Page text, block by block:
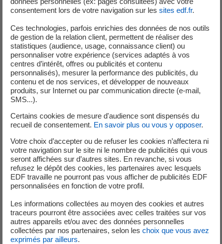
Une première turbine brûle du gaz naturel pour produire
de l’électricité. ​
La chaleur dégagée est ensuite utilisée pour chauffer de
l’eau et produire de la vapeur. ​
-Cette vapeur alimente une seconde turbine, qui produit
consentement lors de votre navigation sur les sites edf.fr.
Ces technologies, parfois enrichies des données de nos outils
de gestion de la relation client, permettent de réaliser des
statistiques (audience, usage, connaissance client) ou
personnaliser votre expérience (services adaptés à vos
centres d’intérêt, offres ou publicités et contenu
personnalisés), mesurer la performance des publicités, du
contenu et de nos services, et développer de nouveaux
produits, sur Internet ou par communication directe (e-mail,
SMS...).
Certains cookies de mesure d'audience sont dispensés du
recueil de consentement. En savoir plus ou vous y opposer.
Votre choix d’accepter ou de refuser les cookies n’affectera ni
votre navigation sur le site ni le nombre de publicités qui vous
seront affichées sur d’autres sites. En revanche, si vous
refusez le dépôt des cookies, les partenaires avec lesquels
EDF travaille ne pourront pas vous afficher de publicités EDF
personnalisées en fonction de votre profil.
Les informations collectées au moyen des cookies et autres
traceurs pourront être associées avec celles traitées sur vos
autres appareils et/ou avec des données personnelles
collectées par nos partenaires, selon les choix que vous avez
exprimés par ailleurs.